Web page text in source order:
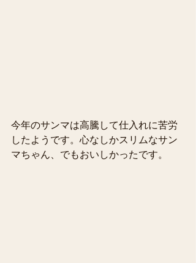
今年のサンマは高騰して仕入れに苦労
したようです。心なしかスリムなサン
マちゃん、でもおいしかったです。